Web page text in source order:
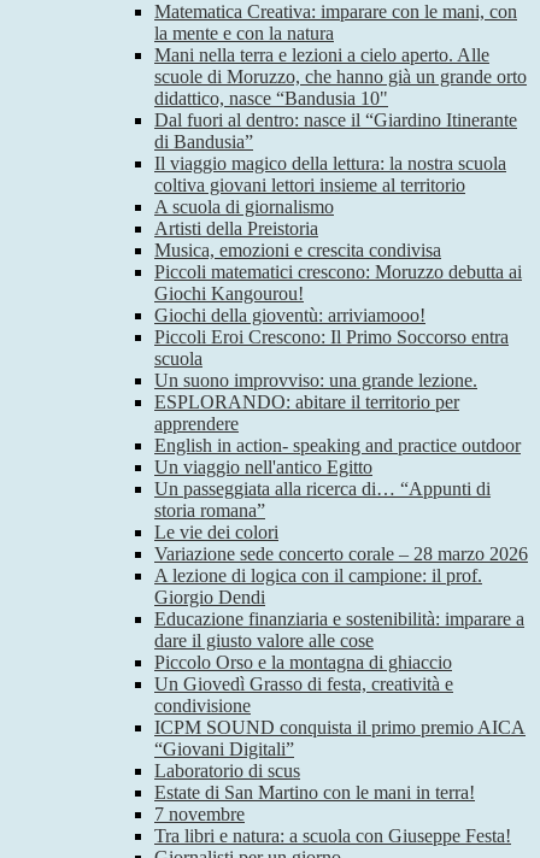
Matematica Creativa: imparare con le mani, con
la mente e con la natura
Mani nella terra e lezioni a cielo aperto. Alle
scuole di Moruzzo, che hanno già un grande orto
didattico, nasce “Bandusia 10"
Dal fuori al dentro: nasce il “Giardino Itinerante
di Bandusia”
Il viaggio magico della lettura: la nostra scuola
coltiva giovani lettori insieme al territorio
A scuola di giornalismo
Artisti della Preistoria
Musica, emozioni e crescita condivisa
Piccoli matematici crescono: Moruzzo debutta ai
Giochi Kangourou!
Giochi della gioventù: arriviamooo!
Piccoli Eroi Crescono: Il Primo Soccorso entra
scuola
Un suono improvviso: una grande lezione.
ESPLORANDO: abitare il territorio per
apprendere
English in action- speaking and practice outdoor
Un viaggio nell'antico Egitto
Un passeggiata alla ricerca di… “Appunti di
storia romana”
Le vie dei colori
Variazione sede concerto corale – 28 marzo 2026
A lezione di logica con il campione: il prof.
Giorgio Dendi
Educazione finanziaria e sostenibilità: imparare a
dare il giusto valore alle cose
Piccolo Orso e la montagna di ghiaccio
Un Giovedì Grasso di festa, creatività e
condivisione
ICPM SOUND conquista il primo premio AICA
“Giovani Digitali”
Laboratorio di scus
Estate di San Martino con le mani in terra!
7 novembre
Tra libri e natura: a scuola con Giuseppe Festa!